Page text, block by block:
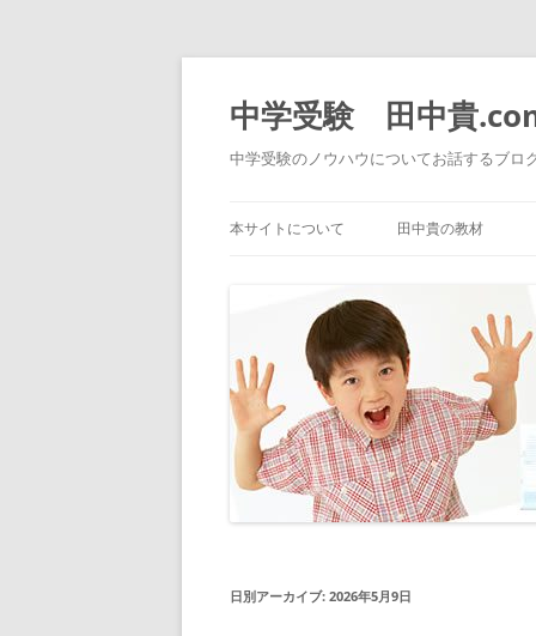
中学受験 田中貴
中学受験のノウハウについてお話するブロ
本サイトについて 田中貴の教材
日別アーカイブ: 2026年5月9日